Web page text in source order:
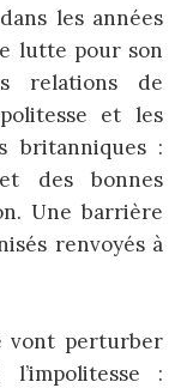
les années
lutte pour son
relations de
et les
britanniques :
des bonnes
Une barrière
renvoyés à
vont perturber
: